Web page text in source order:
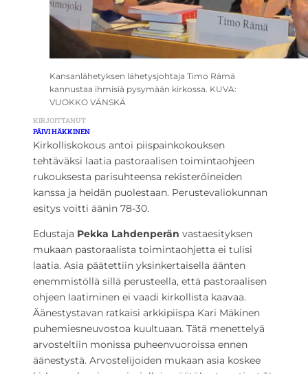
Kansanlähetyksen lähetysjohtaja Timo Rämä
kannustaa ihmisiä pysymään kirkossa. KUVA:
VUOKKO VÄNSKÄ
KIRJOITTANUT
PÄIVI HÄKKINEN
Kirkolliskokous antoi piispainkokouksen
tehtäväksi laatia pastoraalisen toimintaohjeen
rukouksesta parisuhteensa rekisteröineiden
kanssa ja heidän puolestaan. Perustevaliokunnan
esitys voitti äänin 78-30.
Edustaja Pekka Lahdenperän vastaesityksen
mukaan pastoraalista toimintaohjetta ei tulisi
laatia. Asia päätettiin yksinkertaisella äänten
enemmistöllä sillä perusteella, että pastoraalisen
ohjeen laatiminen ei vaadi kirkollista kaavaa.
Äänestystavan ratkaisi arkkipiispa Kari Mäkinen
puhemiesneuvostoa kuultuaan. Tätä menettelyä
arvosteltiin monissa puheenvuoroissa ennen
äänestystä. Arvostelijoiden mukaan asia koskee